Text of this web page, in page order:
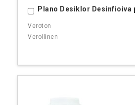
Plano Desiklor Desinfioiva
Ostoskoriin